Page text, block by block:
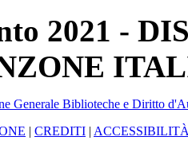
2021 -
Generale Biblioteche e Diritto
| CREDITI |